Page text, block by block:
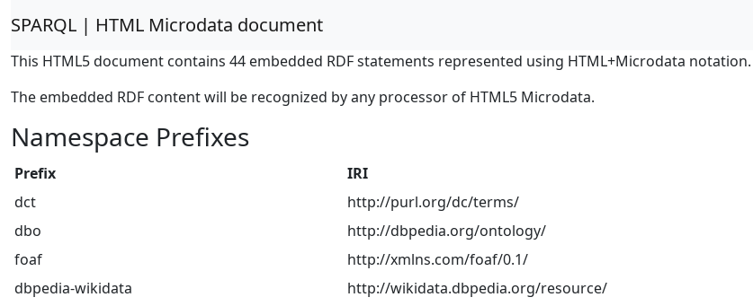
SPARQL | HTML Microdata document
This HTML5 document contains 44 embedded RDF statements represented using HTML+Microdata notation.
The embedded RDF content will be recognized by any processor of HTML5 Microdata.
Namespace Prefixes
Prefix
IRI
dct
http://purl.org/dc/terms/
dbo
http://dbpedia.org/ontology/
foaf
http://xmlns.com/foaf/0.1/
dbpedia-wikidata
http://wikidata.dbpedia.org/resource/